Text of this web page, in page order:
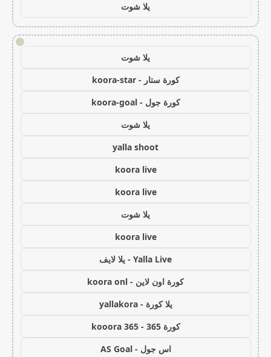
يلا شوت
!
يلا شوت
كورة ستار - koora-star
كورة جول - koora-goal
يلا شوت
yalla shoot
koora live
koora live
يلا شوت
koora live
Yalla Live - يلا لايف
كورة اون لاين - koora onl
يلا كورة - yallakora
كورة 365 - kooora 365
اس جول - AS Goal